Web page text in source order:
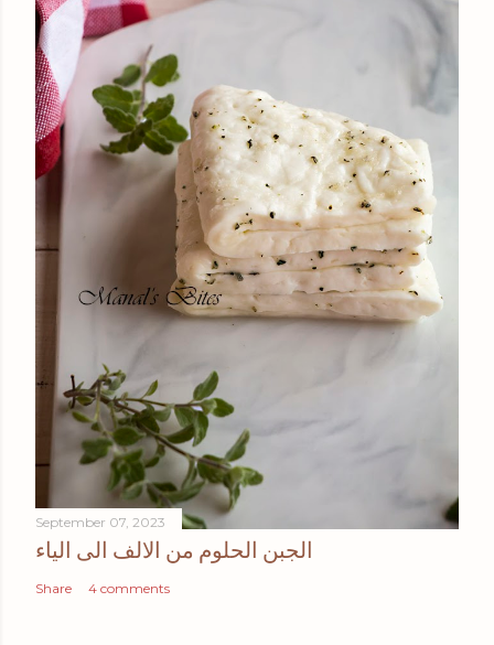
September 07, 2023
الجبن الحلوم من الالف الى الياء
Share 4 comments